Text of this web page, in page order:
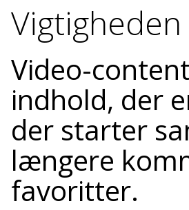
Video-
indhold, der
der starter
længere
favoritter.